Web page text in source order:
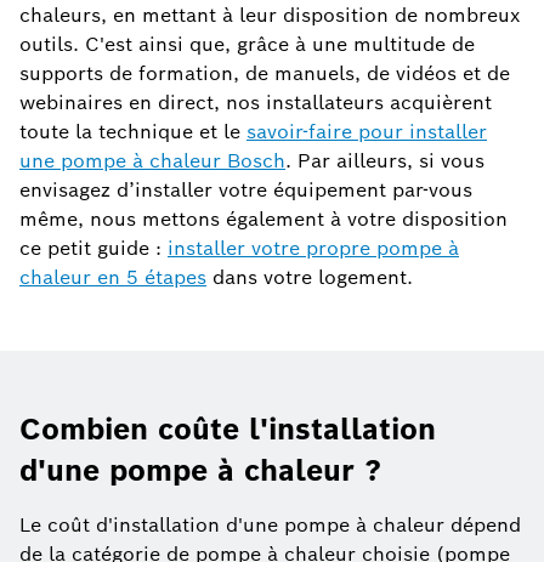
chaleurs, en mettant à leur disposition de nombreux
outils. C'est ainsi que, grâce à une multitude de
supports de formation, de manuels, de vidéos et de
webinaires en direct, nos installateurs acquièrent
toute la technique et le savoir-faire pour installer
une pompe à chaleur Bosch. Par ailleurs, si vous
envisagez d’installer votre équipement par-vous
même, nous mettons également à votre disposition
ce petit guide : installer votre propre pompe à
chaleur en 5 étapes dans votre logement.
Combien coûte l'installation
d'une pompe à chaleur ?
Le coût d'installation d'une pompe à chaleur dépend
de la catégorie de pompe à chaleur choisie (pompe